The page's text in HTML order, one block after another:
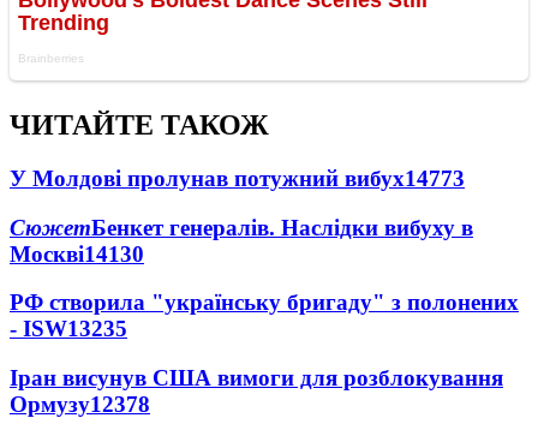
ЧИТАЙТЕ ТАКОЖ
У Молдові пролунав потужний вибух14773
СюжетБенкет генералів. Наслідки вибуху в
Москві14130
РФ створила "українську бригаду" з полонених
- ISW13235
Іран висунув США вимоги для розблокування
Ормузу12378